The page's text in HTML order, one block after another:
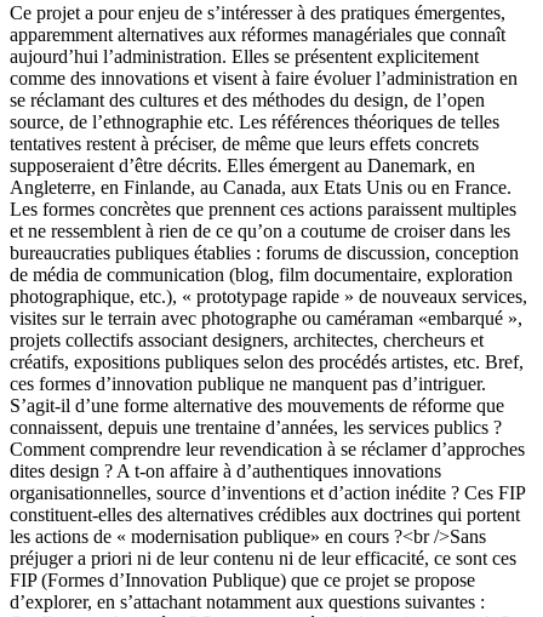
Ce projet a pour enjeu de s’intéresser à des pratiques émergentes,
apparemment alternatives aux réformes managériales que connaît
aujourd’hui l’administration. Elles se présentent explicitement
comme des innovations et visent à faire évoluer l’administration en
se réclamant des cultures et des méthodes du design, de l’open
source, de l’ethnographie etc. Les références théoriques de telles
tentatives restent à préciser, de même que leurs effets concrets
supposeraient d’être décrits. Elles émergent au Danemark, en
Angleterre, en Finlande, au Canada, aux Etats Unis ou en France.
Les formes concrètes que prennent ces actions paraissent multiples
et ne ressemblent à rien de ce qu’on a coutume de croiser dans les
bureaucraties publiques établies : forums de discussion, conception
de média de communication (blog, film documentaire, exploration
photographique, etc.), « prototypage rapide » de nouveaux services,
visites sur le terrain avec photographe ou caméraman «embarqué »,
projets collectifs associant designers, architectes, chercheurs et
créatifs, expositions publiques selon des procédés artistes, etc. Bref,
ces formes d’innovation publique ne manquent pas d’intriguer.
S’agit-il d’une forme alternative des mouvements de réforme que
connaissent, depuis une trentaine d’années, les services publics ?
Comment comprendre leur revendication à se réclamer d’approches
dites design ? A t-on affaire à d’authentiques innovations
organisationnelles, source d’inventions et d’action inédite ? Ces FIP
constituent-elles des alternatives crédibles aux doctrines qui portent
les actions de « modernisation publique» en cours ?<br />Sans
préjuger a priori ni de leur contenu ni de leur efficacité, ce sont ces
FIP (Formes d’Innovation Publique) que ce projet se propose
d’explorer, en s’attachant notamment aux questions suivantes :